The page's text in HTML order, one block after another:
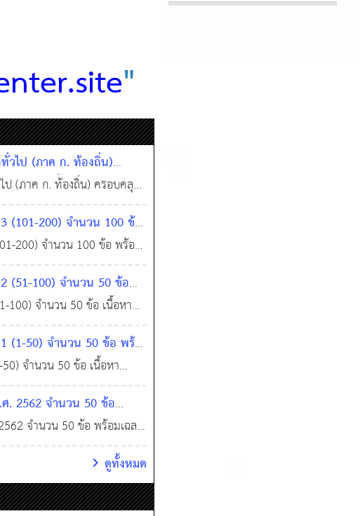
"
วไป (ภาค ก. ท้องถิ่น)
ะความรู้พื้นฐานในการ
(ภาค ก. ท้องถิ่น) ครอบคลุม:
นในการปฏิบัติราชการ
(101-200) จำนวน 100 ข้อ
200) จำนวน 100 ข้อ พร้อม
จะเน้นไปที่ 4 ส่วนหลัก: บท
และการอ่า
(51-100) จำนวน 50 ข้อ
จำนวน 50 ข้อ เนื้อหา
บทสนทนา (Conversation),
โดยส่วนให
(1-50) จำนวน 50 ข้อ พร้อ
จำนวน 50 ข้อ เนื้อหา
บทสนทนา (Conversation),
โดยส่วนใหญ่
. 2562 จำนวน 50 ข้อ
11 ธ.ค. 2568
0
จำนวน 50 ข้อ พร้อมเฉลย
ที่มีจุดมุ่งหมายเพื่อกำหนด
ดูทั้งหมด